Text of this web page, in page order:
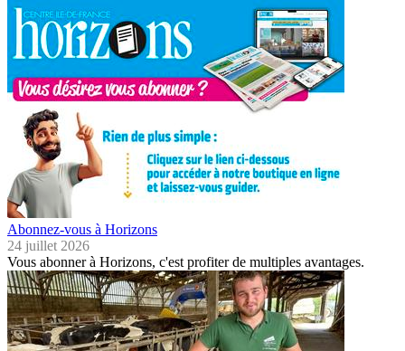
Abonnez-vous à Horizons
24 juillet 2026
Vous abonner à Horizons, c'est profiter de multiples avantages.